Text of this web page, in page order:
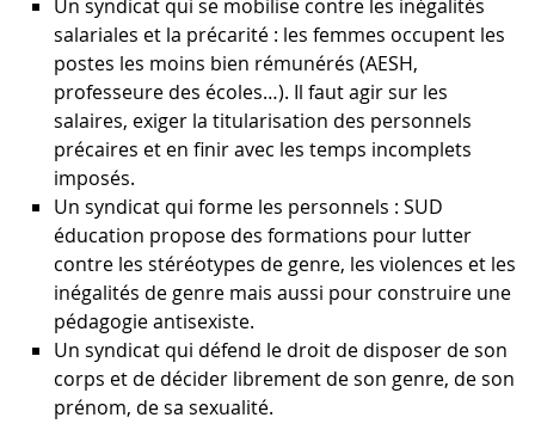
Un syndicat qui se mobilise contre les inégalités
salariales et la précarité : les femmes occupent les
postes les moins bien rémunérés (AESH,
professeure des écoles…). Il faut agir sur les
salaires, exiger la titularisation des personnels
précaires et en finir avec les temps incomplets
imposés.
Un syndicat qui forme les personnels : SUD
éducation propose des formations pour lutter
contre les stéréotypes de genre, les violences et les
inégalités de genre mais aussi pour construire une
pédagogie antisexiste.
Un syndicat qui défend le droit de disposer de son
corps et de décider librement de son genre, de son
prénom, de sa sexualité.